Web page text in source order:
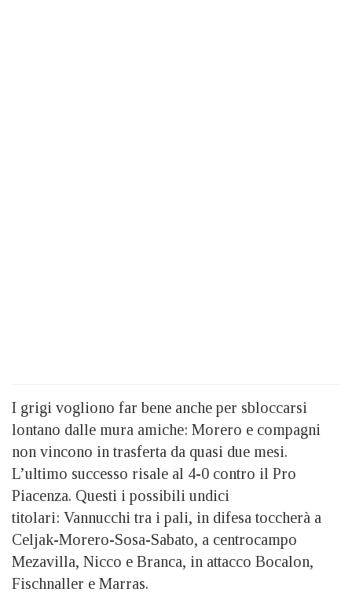
I grigi vogliono far bene anche per sbloccarsi
lontano dalle mura amiche: Morero e compagni
non vincono in trasferta da quasi due mesi.
L’ultimo successo risale al 4-0 contro il Pro
Piacenza. Questi i possibili undici
titolari: Vannucchi tra i pali, in difesa toccherà a
Celjak-Morero-Sosa-Sabato, a centrocampo
Mezavilla, Nicco e Branca, in attacco Bocalon,
Fischnaller e Marras.